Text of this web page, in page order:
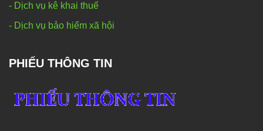
- Dịch vụ kê khai thuế
- Dịch vụ bảo hiểm xã hội
PHIẾU THÔNG TIN